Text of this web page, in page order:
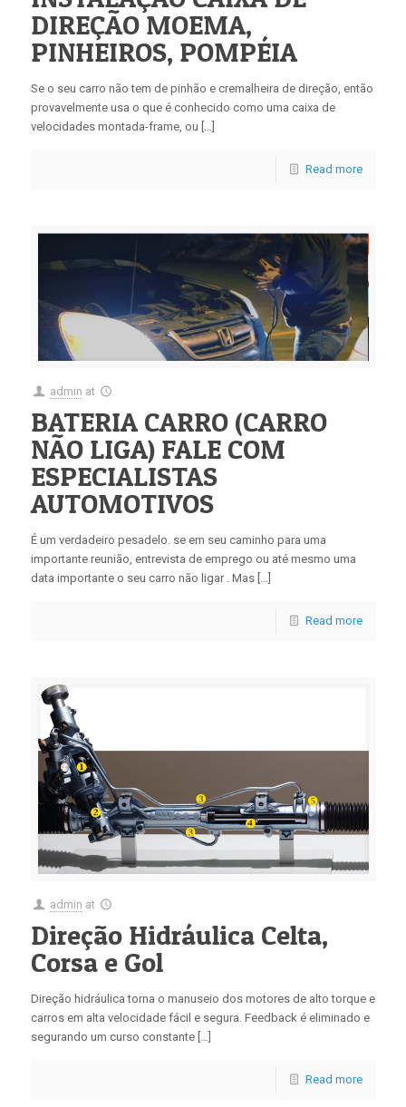
DIREÇÃO MOEMA,
PINHEIROS, POMPÉIA
Se o seu carro não tem de pinhão e cremalheira de direção, então
provavelmente usa o que é conhecido como uma caixa de
velocidades montada-frame, ou […]
Read more
admin at
BATERIA CARRO (CARRO
NÃO LIGA) FALE COM
ESPECIALISTAS
AUTOMOTIVOS
É um verdadeiro pesadelo. se em seu caminho para uma
importante reunião, entrevista de emprego ou até mesmo uma
data importante o seu carro não ligar . Mas […]
Read more
admin at
Direção Hidráulica Celta,
Corsa e Gol
Direção hidráulica torna o manuseio dos motores de alto torque e
carros em alta velocidade fácil e segura. Feedback é eliminado e
segurando um curso constante […]
Read more